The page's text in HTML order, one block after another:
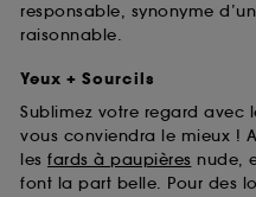
responsable, synonyme
raisonnable.
Yeux + Sourcils
Sublimez votre regard avec
vous conviendra le mieux !
les fards à paupières nude,
font la part belle. Pour des